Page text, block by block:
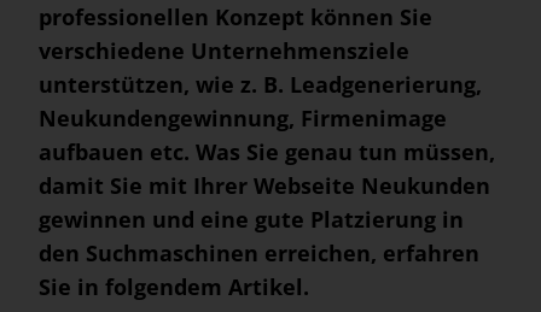
professionellen Konzept können Sie
verschiedene Unternehmensziele
unterstützen, wie z. B. Leadgenerierung,
Neukundengewinnung, Firmenimage
aufbauen etc. Was Sie genau tun müssen,
damit Sie mit Ihrer Webseite Neukunden
gewinnen und eine gute Platzierung in
den Suchmaschinen erreichen, erfahren
Sie in folgendem Artikel.